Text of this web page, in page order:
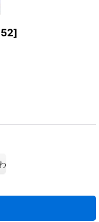
]
せ・見積もり依頼